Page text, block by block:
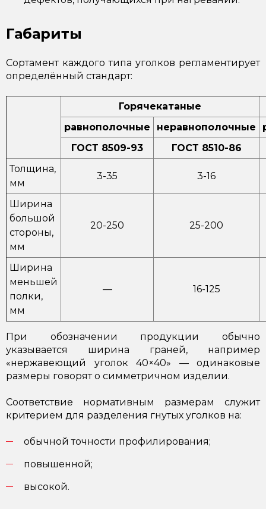
Габариты
Сортамент каждого типа уголков регламентирует
определённый стандарт:
Горячекатаные
равнополочные
неравнополочные
ГОСТ 8509-93
ГОСТ 8510-86
Толщина,
мм
3-35 3-16
Ширина
большой
стороны,
мм
20-250 25-200
Ширина
меньшей
полки,
мм
— 16-125
При обозначении продукции обычно
указывается ширина граней, например
«нержавеющий уголок 40×40» — одинаковые
размеры говорят о симметричном изделии.
Соответствие нормативным размерам служит
критерием для разделения гнутых уголков на:
обычной точности профилирования;
повышенной;
высокой.